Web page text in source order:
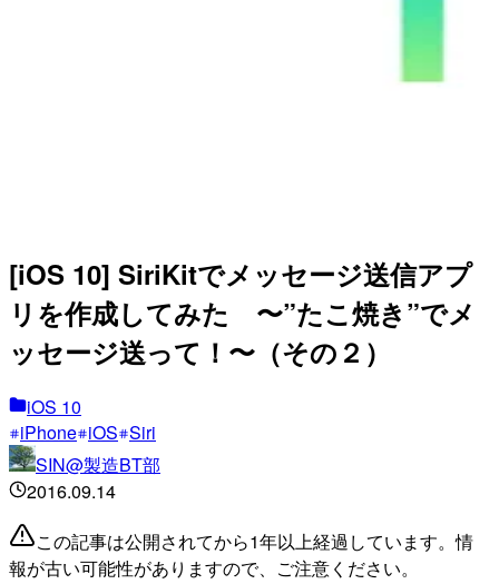
[iOS 10] SiriKitでメッセージ送信アプ
リを作成してみた 〜”たこ焼き”でメ
ッセージ送って！〜（その２）
iOS 10
iPhone iOS Siri
SIN@製造BT部
2016.09.14
この記事は公開されてから1年以上経過しています。情
報が古い可能性がありますので、ご注意ください。